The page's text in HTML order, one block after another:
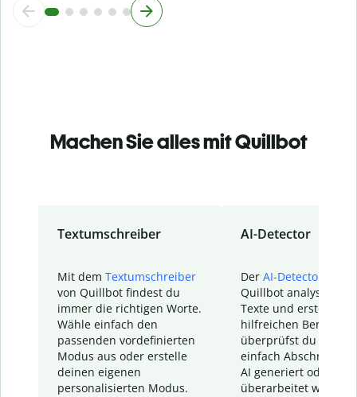
Machen Sie alles mit Quillbot
Textumschreiber
Mit dem Textumschreiber
von Quillbot findest du
immer die richtigen Worte.
Wähle einfach den
passenden vordefinierten
Modus aus oder erstelle
deinen eigenen
personalisierten Modus.
AI-Detector
Der AI-Detector
Quillbot analysiert
Texte und erstellt
hilfreichen Bericht.
überprüfst du
einfach Abschnitte,
AI generiert oder
überarbeitet wurden.